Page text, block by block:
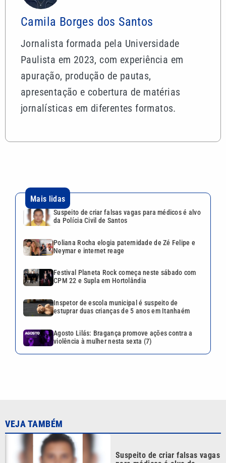
Camila Borges dos Santos
Jornalista formada pela Universidade
Paulista em 2023, com experiência em
apuração, produção de pautas,
apresentação e cobertura de matérias
jornalísticas em diferentes formatos.
Mais lidas
Suspeito de criar falsas vagas para médicos é alvo
da Polícia Civil de Santos
Poliana Rocha elogia paternidade de Zé Felipe e
Neymar e internet reage
Festival Planeta Rock começa neste sábado com
CPM 22 e Supla em Hortolândia
Inspetor de escola municipal é suspeito de
estuprar duas crianças de 5 anos em Itanhaém
Agosto Lilás: Bragança promove ações contra a
violência à mulher nesta sexta (7)